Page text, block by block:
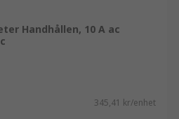
används i enklare
är idealiska för
i laboratorier och
Handhållen, 10 A ac
345,41 kr/enhet